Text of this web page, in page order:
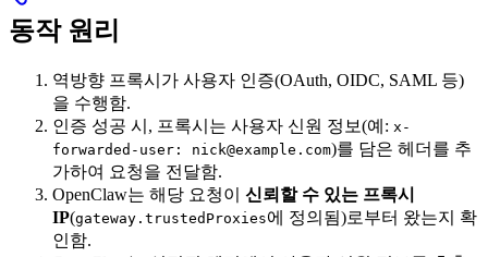
동작 원리
역방향 프록시가 사용자 인증(OAuth, OIDC, SAML 등)
을 수행함.
인증 성공 시, 프록시는 사용자 신원 정보(예: x-
forwarded-user: nick@example.com)를 담은 헤더를 추
가하여 요청을 전달함.
OpenClaw는 해당 요청이 신뢰할 수 있는 프록시
IP(gateway.trustedProxies에 정의됨)로부터 왔는지 확
인함.